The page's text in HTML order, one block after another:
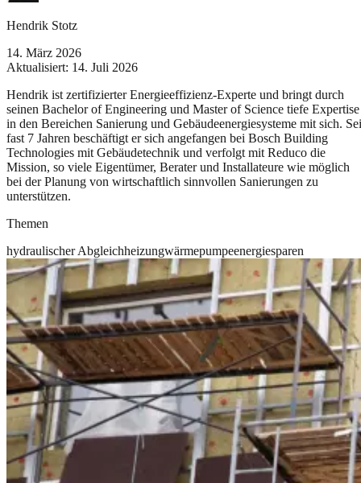
Hendrik Stotz
14. März 2026
Aktualisiert: 14. Juli 2026
Hendrik ist zertifizierter Energieeffizienz-Experte und bringt durch
seinen Bachelor of Engineering und Master of Science tiefe Expertise
in den Bereichen Sanierung und Gebäudeenergiesysteme mit sich.
fast 7 Jahren beschäftigt er sich angefangen bei Bosch Building
Technologies mit Gebäudetechnik und verfolgt mit Reduco die
Mission, so viele Eigentümer, Berater und Installateure wie möglich
bei der Planung von wirtschaftlich sinnvollen Sanierungen zu
unterstützen.
Themen
hydraulischer Abgleichheizungwärmepumpeenergiesparen